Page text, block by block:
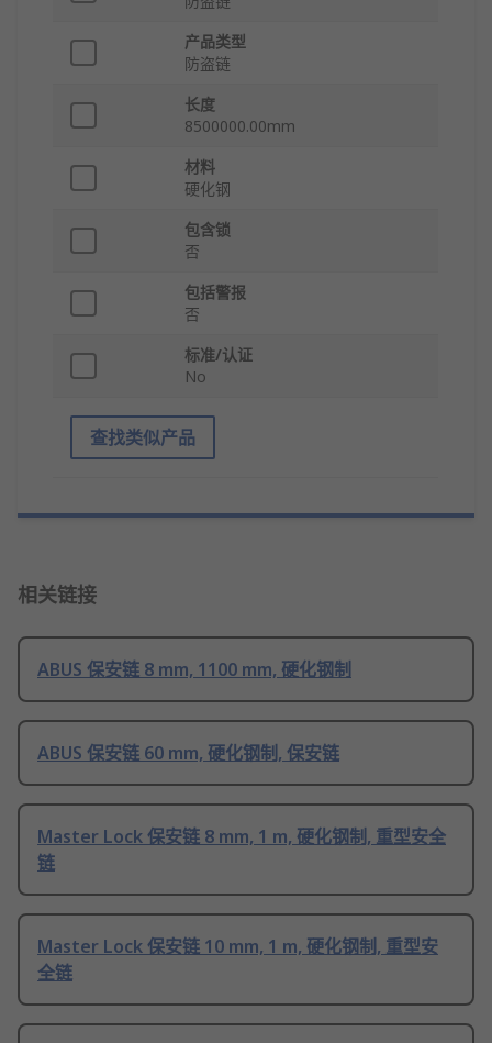
产品类型
防盗链
长度
8500000.00mm
材料
硬化钢
包含锁
否
包括警报
否
标准/认证
No
查找类似产品
相关链接
ABUS 保安链 8 mm, 1100 mm, 硬化钢制
ABUS 保安链 60 mm, 硬化钢制, 保安链
Master Lock 保安链 8 mm, 1 m, 硬化钢制, 重型安全
链
Master Lock 保安链 10 mm, 1 m, 硬化钢制, 重型安
全链